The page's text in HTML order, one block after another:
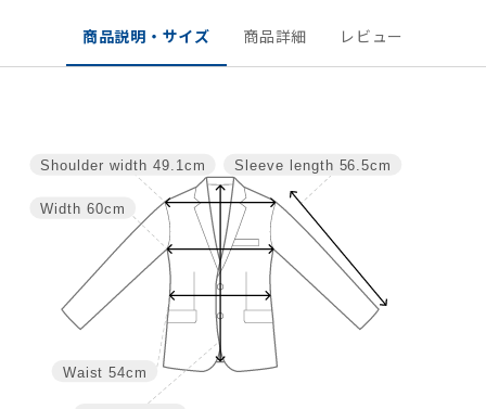
商品説明・サイズ 商品詳細 レビュー
Sleeve length 56.5cm
Waist 54cm
Width 60cm
Shoulder width 49.1cm